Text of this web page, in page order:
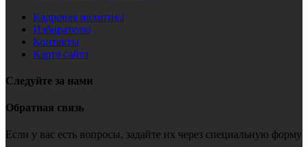
Кадровая политика
Избирателю
Контакты
Карта сайта
Следуйте за нами
Обратная связь
Если у вас есть вопросы, задайте их через специальную форму